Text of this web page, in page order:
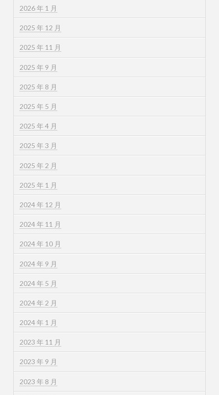
2026 年 1 月
2025 年 12 月
2025 年 11 月
2025 年 9 月
2025 年 8 月
2025 年 5 月
2025 年 4 月
2025 年 3 月
2025 年 2 月
2025 年 1 月
2024 年 12 月
2024 年 11 月
2024 年 10 月
2024 年 9 月
2024 年 5 月
2024 年 2 月
2024 年 1 月
2023 年 11 月
2023 年 9 月
2023 年 8 月